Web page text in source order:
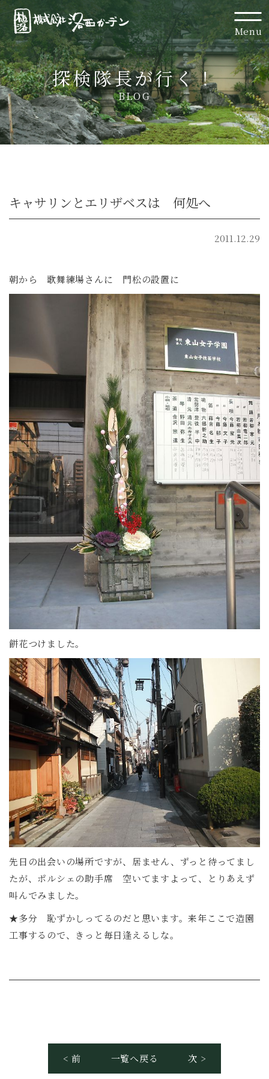
Menu
探検隊長が行く！
BLOG
キャサリンとエリザベスは 何処へ
2011.12.29
朝から 歌舞練場さんに 門松の設置に
餅花つけました。
先日の出会いの場所ですが、居ません、ずっと待ってまし
たが、ポルシェの助手席 空いてますよって、とりあえず
叫んでみました。
★多分 恥ずかしってるのだと思います。来年ここで造園
工事するので、きっと毎日逢えるしな。
< 前 一覧へ戻る 次 >